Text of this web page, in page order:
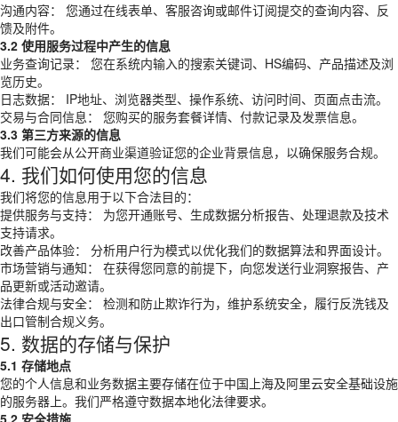
沟通内容： 您通过在线表单、客服咨询或邮件订阅提交的查询内容、反
馈及附件。
3.2 使用服务过程中产生的信息
业务查询记录： 您在系统内输入的搜索关键词、HS编码、产品描述及浏
览历史。
日志数据： IP地址、浏览器类型、操作系统、访问时间、页面点击流。
交易与合同信息： 您购买的服务套餐详情、付款记录及发票信息。
3.3 第三方来源的信息
我们可能会从公开商业渠道验证您的企业背景信息，以确保服务合规。
4. 我们如何使用您的信息
我们将您的信息用于以下合法目的：
提供服务与支持： 为您开通账号、生成数据分析报告、处理退款及技术
支持请求。
改善产品体验： 分析用户行为模式以优化我们的数据算法和界面设计。
市场营销与通知： 在获得您同意的前提下，向您发送行业洞察报告、产
品更新或活动邀请。
法律合规与安全： 检测和防止欺诈行为，维护系统安全，履行反洗钱及
出口管制合规义务。
5. 数据的存储与保护
5.1 存储地点
您的个人信息和业务数据主要存储在位于中国上海及阿里云安全基础设施
的服务器上。我们严格遵守数据本地化法律要求。